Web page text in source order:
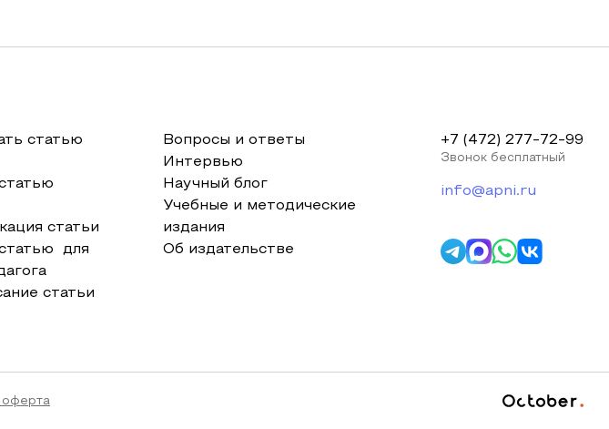
статью
статьи
для
статьи
Вопросы и ответы
Интервью
Научный блог
Учебные и методические
издания
Об издательстве
+7 (472) 277-72-99
Звонок бесплатный
info@apni.ru
оферта